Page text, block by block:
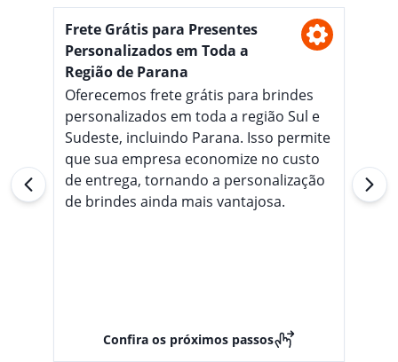
Frete Grátis para Presentes
Personalizados em Toda a
Região de Parana
Oferecemos frete grátis para brindes
personalizados em toda a região Sul e
Sudeste, incluindo Parana. Isso permite
que sua empresa economize no custo
de entrega, tornando a personalização
de brindes ainda mais vantajosa.
Confira os próximos passos